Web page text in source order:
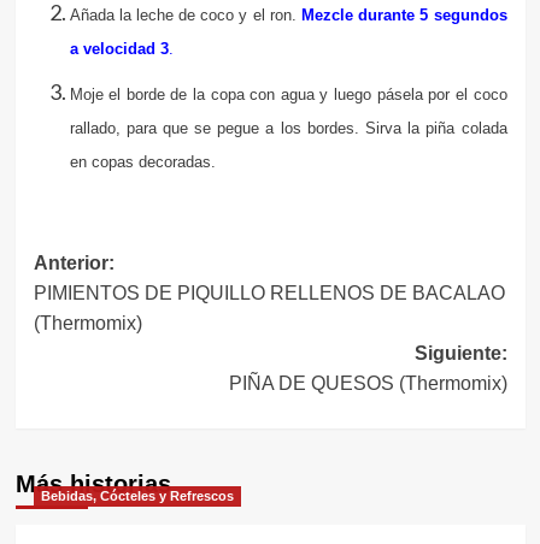
Añada la leche de coco y el ron. Mezcle durante 5 segundos
a velocidad 3.
Moje el borde de la copa con agua y luego pásela por el coco
rallado, para que se pegue a los bordes. Sirva la piña colada
en copas decoradas.
Navegación
de
entradas
Anterior:
PIMIENTOS DE PIQUILLO RELLENOS DE BACALAO
(Thermomix)
Siguiente:
PIÑA DE QUESOS (Thermomix)
Más historias
Bebidas, Cócteles y Refrescos